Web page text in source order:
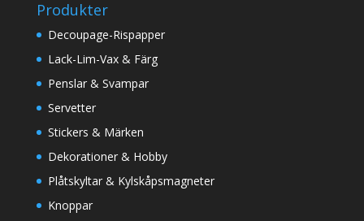
Produkter
Decoupage-Rispapper
Lack-Lim-Vax & Färg
Penslar & Svampar
Servetter
Stickers & Märken
Dekorationer & Hobby
Plåtskyltar & Kylskåpsmagneter
Knoppar